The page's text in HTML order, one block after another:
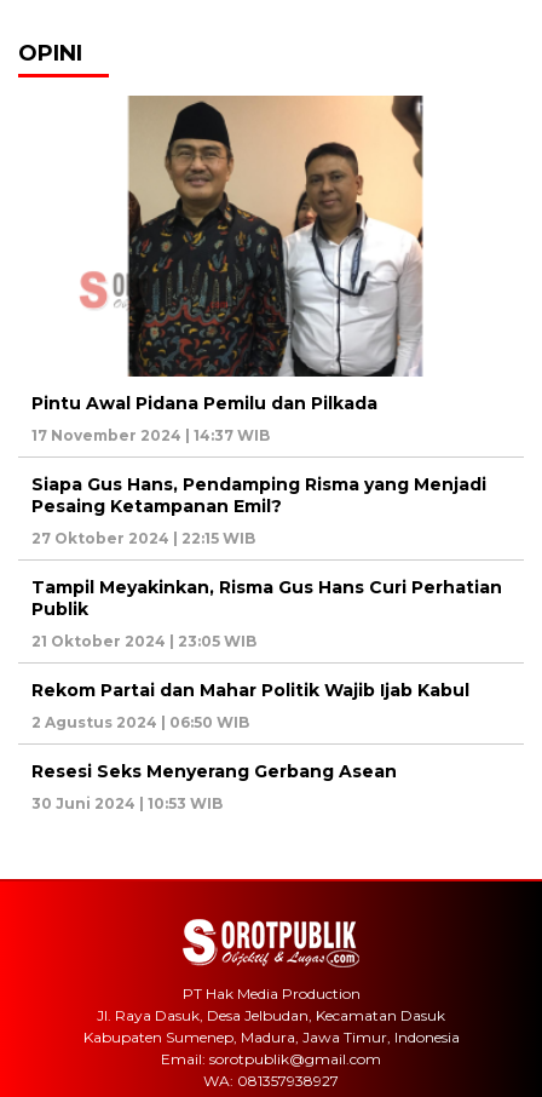
OPINI
Pintu Awal Pidana Pemilu dan Pilkada
17 November 2024 | 14:37 WIB
Siapa Gus Hans, Pendamping Risma yang Menjadi
Pesaing Ketampanan Emil?
27 Oktober 2024 | 22:15 WIB
Tampil Meyakinkan, Risma Gus Hans Curi Perhatian
Publik
21 Oktober 2024 | 23:05 WIB
Rekom Partai dan Mahar Politik Wajib Ijab Kabul
2 Agustus 2024 | 06:50 WIB
Resesi Seks Menyerang Gerbang Asean
30 Juni 2024 | 10:53 WIB
PT Hak Media Production
Jl. Raya Dasuk, Desa Jelbudan, Kecamatan Dasuk
Kabupaten Sumenep, Madura, Jawa Timur, Indonesia
Email: sorotpublik@gmail.com
WA: 081357938927